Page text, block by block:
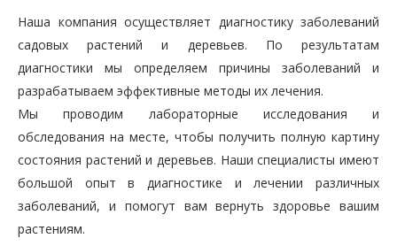
Наша компания осуществляет диагностику заболеваний
садовых растений и деревьев. По результатам
диагностики мы определяем причины заболеваний и
разрабатываем эффективные методы их лечения.
Мы проводим лабораторные исследования и
обследования на месте, чтобы получить полную картину
состояния растений и деревьев. Наши специалисты имеют
большой опыт в диагностике и лечении различных
заболеваний, и помогут вам вернуть здоровье вашим
растениям.